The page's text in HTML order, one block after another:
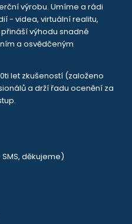
výrobu. Umíme a rádi
- videa, virtuální realitu,
výhodu snadné
a osvědčeným
let zkušeností (založeno
a drží řadu ocenění za
děkujeme)